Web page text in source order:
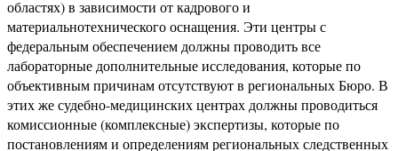
областях) в зависимости от кадрового и
материальнотехнического оснащения. Эти центры с
федеральным обеспечением должны проводить все
лабораторные дополнительные исследования, которые по
объективным причинам отсутствуют в региональных Бюро. В
этих же судебно-медицинских центрах должны проводиться
комиссионные (комплексные) экспертизы, которые по
постановлениям и определениям региональных следственных